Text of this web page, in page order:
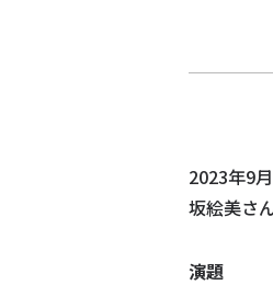
2023年9
坂絵美さ
演題